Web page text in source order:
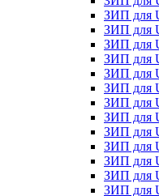
ЗИП для
ЗИП для
ЗИП для
ЗИП для
ЗИП для
ЗИП для
ЗИП для
ЗИП для
ЗИП для
ЗИП для
ЗИП для
ЗИП для
ЗИП для